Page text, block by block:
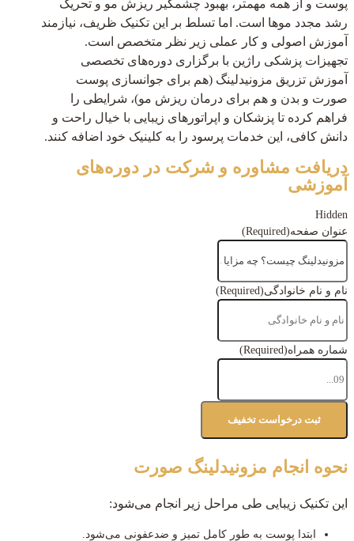
پوست و از همه مهمتر، بهبود چشمگیر ریزش مو و تحریک
رشد مجدد موها است. اما تسلط بر این تکنیک ظریف، نیازمند
آموزش اصولی و کار عملی زیر نظر متخصص است.
تجهیزات پزشکی راژین با برگزاری دوره‌های تخصصی
آموزش تزریق مزونیدلینگ (هم برای جوانسازی پوست
صورت و بدن و هم برای درمان ریزش مو)، شرایطی را
فراهم کرده تا پزشکان و اپراتورهای زیبایی با خیال راحت و
دانش کافی، این خدمات پرسود را به کلینیک خود اضافه کنند.
دریافت مشاوره و شرکت در دوره‌های
آموزشی
Hidden
عنوان صفحه(Required)
نام و نام خانوادگی(Required)
شماره همراه(Required)
نحوه انجام مزونیدلینگ صورت
این تکنیک زیبایی طی مراحل زیر انجام می‌شود:
ابتدا پوست به طور کامل تمیز و ضدعفونی می‌شود.